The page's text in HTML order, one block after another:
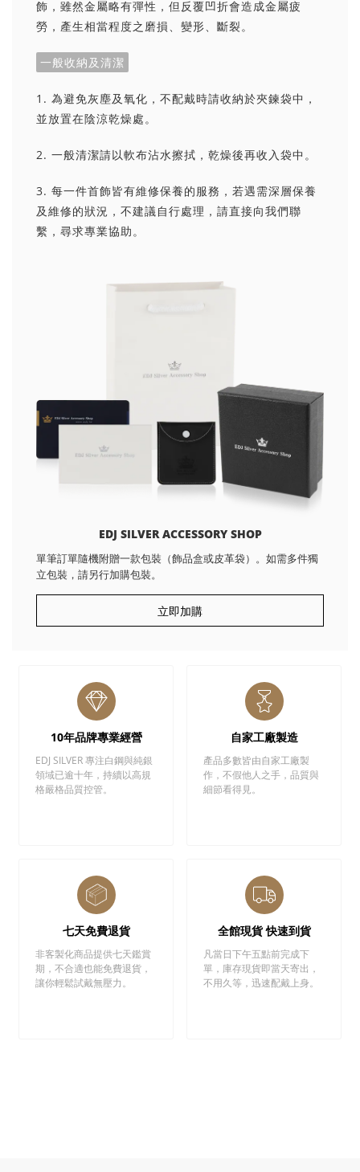
飾，雖然金屬略有彈性，但反覆凹折會造成金屬疲
勞，產生相當程度之磨損、變形、斷裂。
一般收納及清潔
1. 為避免灰塵及氧化，不配戴時請收納於夾鍊袋中，
並放置在陰涼乾燥處。
2. 一般清潔請以軟布沾水擦拭，乾燥後再收入袋中。
3. 每一件首飾皆有維修保養的服務，若遇需深層保養
及維修的狀況，不建議自行處理，請直接向我們聯
繫，尋求專業協助。
EDJ SILVER ACCESSORY SHOP
單筆訂單隨機附贈一款包裝（飾品盒或皮革袋）。如需多件獨
立包裝，請另行加購包裝。
立即加購
10年品牌專業經營
EDJ SILVER 專注白鋼與純銀
領域已逾十年，持續以高規
格嚴格品質控管。
自家工廠製造
產品多數皆由自家工廠製
作，不假他人之手，品質與
細節看得見。
七天免費退貨
非客製化商品提供七天鑑賞
期，不合適也能免費退貨，
讓你輕鬆試戴無壓力。
全館現貨 快速到貨
凡當日下午五點前完成下
單，庫存現貨即當天寄出，
不用久等，迅速配戴上身。